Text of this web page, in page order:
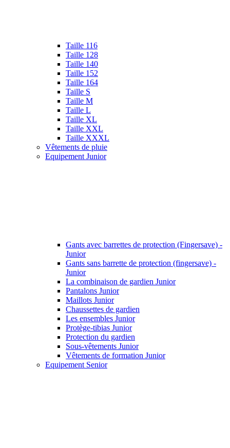
Taille 116
Taille 128
Taille 140
Taille 152
Taille 164
Taille S
Taille M
Taille L
Taille XL
Taille XXL
Taille XXXL
Vêtements de pluie
Equipement Junior
Gants avec barrettes de protection (Fingersave) -
Junior
Gants sans barrette de protection (fingersave) -
Junior
La combinaison de gardien Junior
Pantalons Junior
Maillots Junior
Chaussettes de gardien
Les ensembles Junior
Protège-tibias Junior
Protection du gardien
Sous-vêtements Junior
Vêtements de formation Junior
Equipement Senior